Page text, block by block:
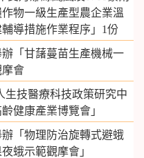
物一級生產型農企業溫
導措施作業程序」1份
「甘藷蔓苗生產機械一
會
生技醫療科技政策研究中
健康產業博覽會」
「物理防治旋轉式避蛾
蛾示範觀摩會」